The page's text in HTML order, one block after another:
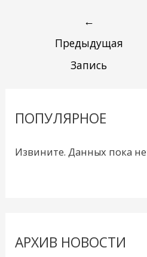
←
Предыдущая
Запись
ПОПУЛЯРНОЕ
Извините. Данных пока
АРХИВ НОВОСТИ